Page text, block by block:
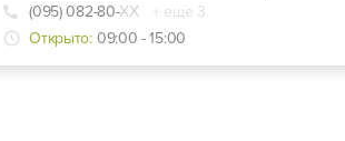
(095) 082-80-ХХ
+ еще 3
Открыто: 09:00 - 15:00